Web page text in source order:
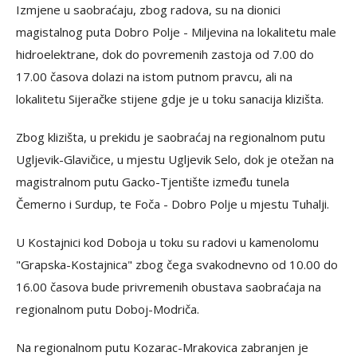
Izmjene u saobraćaju, zbog radova, su na dionici
magistalnog puta Dobro Polje - Miljevina na lokalitetu male
hidroelektrane, dok do povremenih zastoja od 7.00 do
17.00 časova dolazi na istom putnom pravcu, ali na
lokalitetu Sijeračke stijene gdje je u toku sanacija klizišta.
Zbog klizišta, u prekidu je saobraćaj na regionalnom putu
Ugljevik-Glavičice, u mjestu Ugljevik Selo, dok je otežan na
magistralnom putu Gacko-Tjentište između tunela
Čemerno i Surdup, te Foča - Dobro Polje u mjestu Tuhalji.
U Kostajnici kod Doboja u toku su radovi u kamenolomu
"Grapska-Kostajnica" zbog čega svakodnevno od 10.00 do
16.00 časova bude privremenih obustava saobraćaja na
regionalnom putu Doboj-Modriča.
Na regionalnom putu Kozarac-Mrakovica zabranjen je